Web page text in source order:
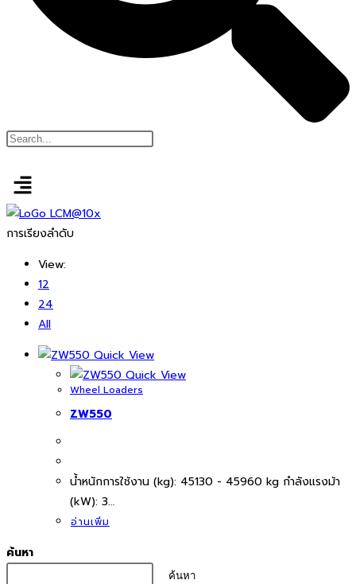
การเรียงลำดับ
View:
12
24
All
Quick View
Quick View
Wheel Loaders
ZW550
นํ้าหนักการใช้งาน (kg): 45130 - 45960 kg กำลังแรงม้า
(kW): 3…
อ่านเพิ่ม
ค้นหา
ค้นหา